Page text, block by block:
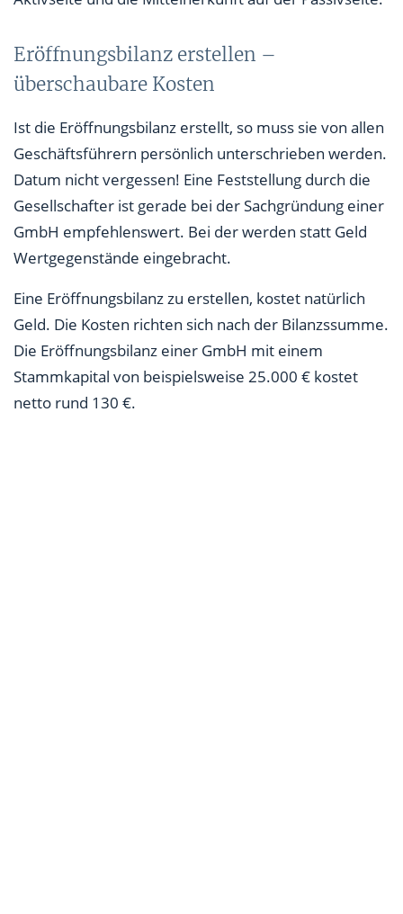
Eröffnungsbilanz erstellen –
überschaubare Kosten
Ist die Eröffnungsbilanz erstellt, so muss sie von allen
Geschäftsführern persönlich unterschrieben werden.
Datum nicht vergessen! Eine Feststellung durch die
Gesellschafter ist gerade bei der Sachgründung einer
GmbH empfehlenswert. Bei der werden statt Geld
Wertgegenstände eingebracht.
Eine Eröffnungsbilanz zu erstellen, kostet natürlich
Geld. Die Kosten richten sich nach der Bilanzssumme.
Die Eröffnungsbilanz einer GmbH mit einem
Stammkapital von beispielsweise 25.000 € kostet
netto rund 130 €.